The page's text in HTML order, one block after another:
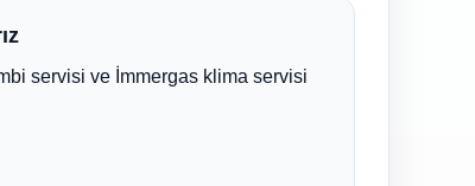
servisi ve İmmergas klima servisi